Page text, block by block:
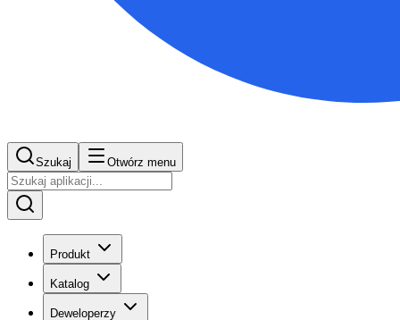
Szukaj Otwórz menu
Produkt
Katalog
Deweloperzy